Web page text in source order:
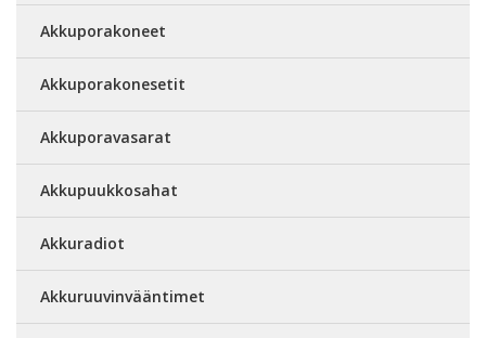
Akkuporakoneet
Akkuporakonesetit
Akkuporavasarat
Akkupuukkosahat
Akkuradiot
Akkuruuvinvääntimet